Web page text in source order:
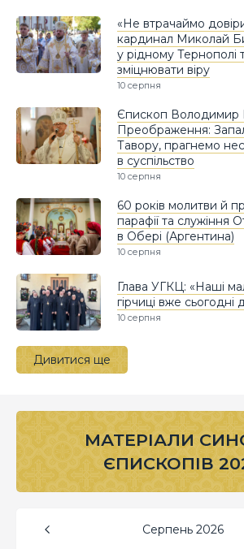
«Не втрачаймо
кардинал Миколай
у рідному Тернополі
зміцнювати віру
10 серпня
Єпископ Володимир
Преображення:
Тавору, прагнемо
в суспільство
10 серпня
60 років молитви й
парафії та служіння
в Обері (Аргентина)
10 серпня
Глава УГКЦ: «Наші
гірчиці вже
10 серпня
Дивитися ще
МАТЕРІАЛИ
ЄПИСКОПІВ
Серпень 2026